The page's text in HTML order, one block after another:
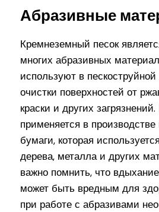
Абразивные
Кремнеземный песок
многих абразивных
используют в
очистки поверхностей от
краски и других
применяется в
бумаги, которая
дерева, металла и других
важно помнить, что
может быть вредным для
при работе с абразивами